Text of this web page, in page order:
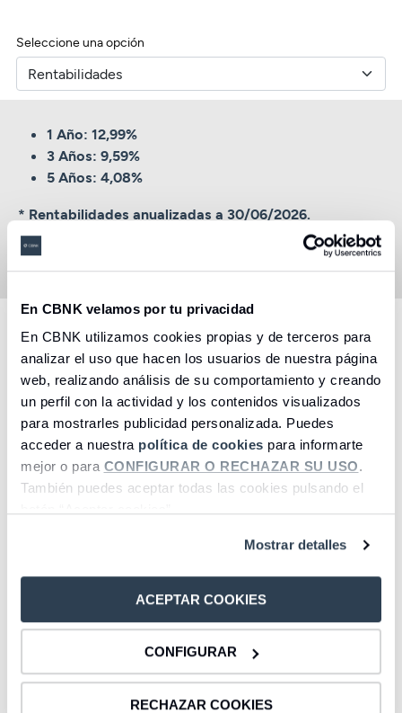
En CBNK velamos por tu privacidad
En CBNK utilizamos cookies propias y de terceros para
analizar el uso que hacen los usuarios de nuestra página
web, realizando análisis de su comportamiento y creando
un perfil con la actividad y los contenidos visualizados
para mostrarles publicidad personalizada. Puedes
acceder a nuestra política de cookies para informarte
mejor o para CONFIGURAR O RECHAZAR SU USO.
También puedes aceptar todas las cookies pulsando el
Mostrar detalles
ACEPTAR COOKIES
CONFIGURAR
RECHAZAR COOKIES
Seleccione una opción
1 Año: 12,99%
3 Años: 9,59%
5 Años: 4,08%
* Rentabilidades anualizadas a 30/06/2026.
rentabilidades futuras.
Descubre otros productos y
servicios creados para ayudarte
Acceder
Depósitos
Acceder
1 2345678